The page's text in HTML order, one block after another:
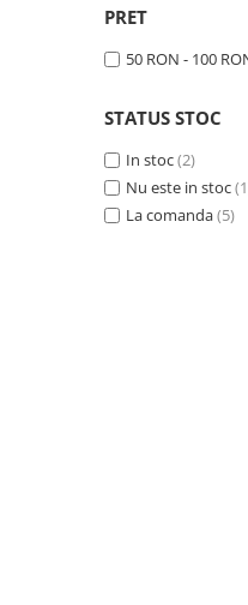
Transparent
PVC Colorat
PVC-Rigid CAW
PRET
50 RON - 100
STATUS STOC
In stoc(2)
Nu este in stoc
La comanda(5)